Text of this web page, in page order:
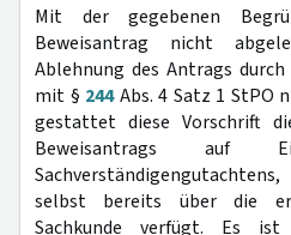
Mit der gegebenen
Beweisantrag nicht
Ablehnung des Antrags
mit § 244Abs. 4 Satz 1 StPO
gestattet diese Vorschrift
Beweisantrags auf
selbst bereits über die
Sachkunde verfügt. Es